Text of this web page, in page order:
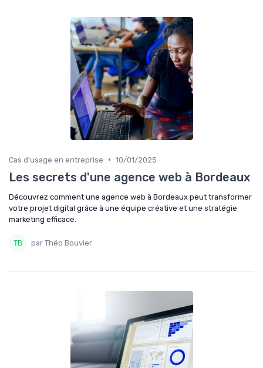
Cas d'usage en entreprise • 10/01/2025
Les secrets d'une agence web à Bordeaux
Découvrez comment une agence web à Bordeaux peut transformer
votre projet digital grâce à une équipe créative et une stratégie
marketing efficace.
par Théo Bouvier